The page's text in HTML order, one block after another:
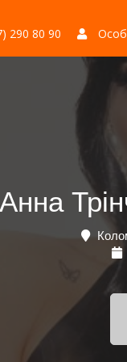
290 80 90
Анна